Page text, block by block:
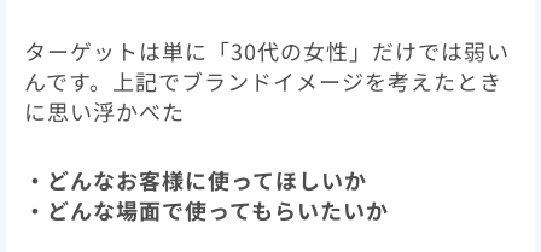
ターゲットは単に「30代の女性」だけでは弱い
んです。上記でブランドイメージを考えたとき
に思い浮かべた
・どんなお客様に使ってほしいか
・どんな場面で使ってもらいたいか